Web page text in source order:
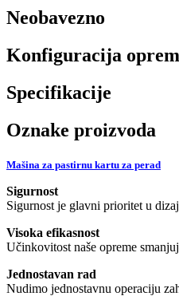
Neobavezno
Konfiguracija
Specifikacije
Oznake proizvoda
Mašina za pastirnu kartu za perad
Sigurnost
Sigurnost je glavni prioritet u
Visoka efikasnost
Učinkovitost naše opreme
Jednostavan rad
Nudimo jednostavnu operaciju